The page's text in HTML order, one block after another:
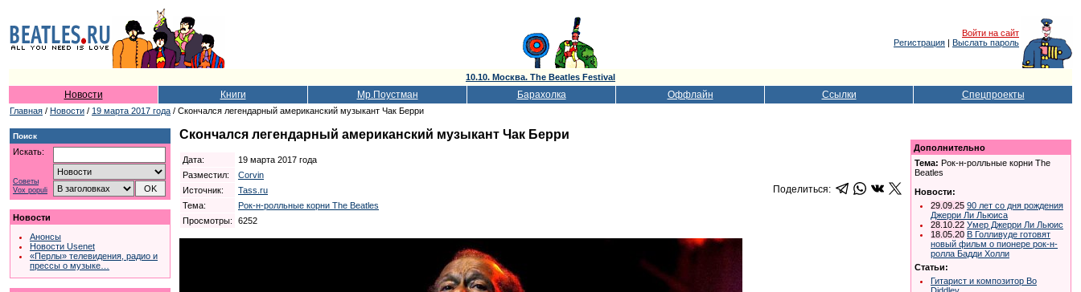
Войти на сайт
Регистрация | Выслать пароль
10.10. Москва. The Beatles Festival
Новости Книги Мр.Поустман Барахолка Оффлайн Ссылки Спецпроекты
Главная / Новости / 19 марта 2017 года / Cкончался легендарный американский музыкант Чак Берри
Поиск
Искать:
Советы
Vox populi
Новости
Анонсы
Новости Usenet
«Перлы» телевидения, радио и
прессы о музыке…
Cкончался легендарный американский музыкант Чак Берри
Дата:
19 марта 2017 года
Разместил:
Corvin
Источник:
Tass.ru
Тема:
Рок-н-ролльные корни The Beatles
Просмотры:
6252
Поделиться:
Дополнительно
Тема: Рок-н-ролльные корни The
Beatles
Новости:
29.09.25 90 лет со дня рождения
Джерри Ли Льюиса
28.10.22 Умер Джерри Ли Льюис
18.05.20 В Голливуде готовят
новый фильм о пионере рок-н-
ролла Бадди Холли
Статьи:
Гитарист и композитор Bo